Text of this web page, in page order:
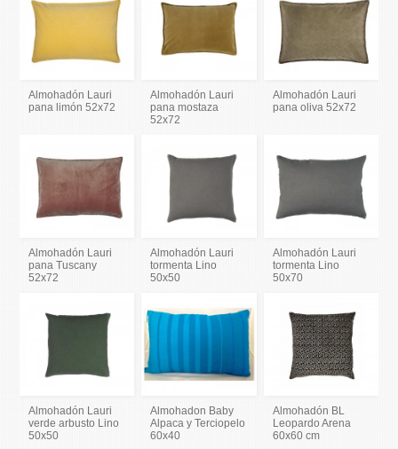
Almohadón Lauri
pana limón 52x72
Almohadón Lauri
pana mostaza
52x72
Almohadón Lauri
pana oliva 52x72
Almohadón Lauri
pana Tuscany
52x72
Almohadón Lauri
tormenta Lino
50x50
Almohadón Lauri
tormenta Lino
50x70
Almohadón Lauri
verde arbusto Lino
50x50
Almohadon Baby
Alpaca y Terciopelo
60x40
Almohadón BL
Leopardo Arena
60x60 cm